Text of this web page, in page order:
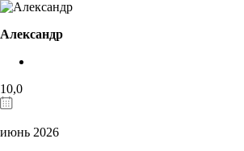
Александр
10,0
июнь 2026